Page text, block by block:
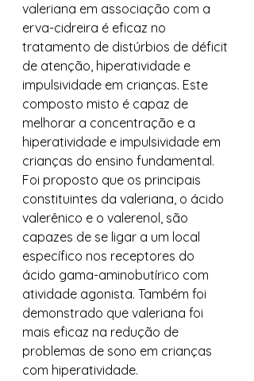
valeriana em associação com a
erva-cidreira é eficaz no
tratamento de distúrbios de déficit
de atenção, hiperatividade e
impulsividade em crianças. Este
composto misto é capaz de
melhorar a concentração e a
hiperatividade e impulsividade em
crianças do ensino fundamental.
Foi proposto que os principais
constituintes da valeriana, o ácido
valerênico e o valerenol, são
capazes de se ligar a um local
específico nos receptores do
ácido gama-aminobutírico com
atividade agonista. Também foi
demonstrado que valeriana foi
mais eficaz na redução de
problemas de sono em crianças
com hiperatividade.